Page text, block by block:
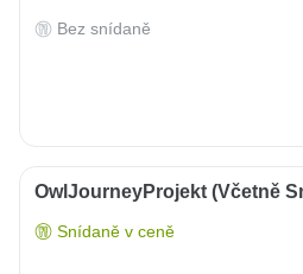
Bez snídaně
OwlJourneyProjekt (včetně
Snídaně v ceně